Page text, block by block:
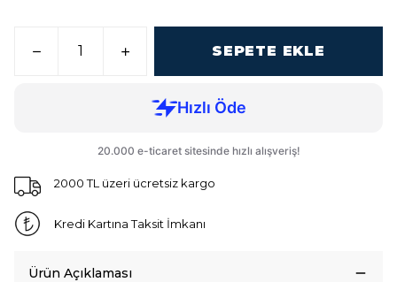
SEPETE EKLE
2000 TL üzeri ücretsiz kargo
Kredi Kartına Taksit İmkanı
Ürün Açıklaması